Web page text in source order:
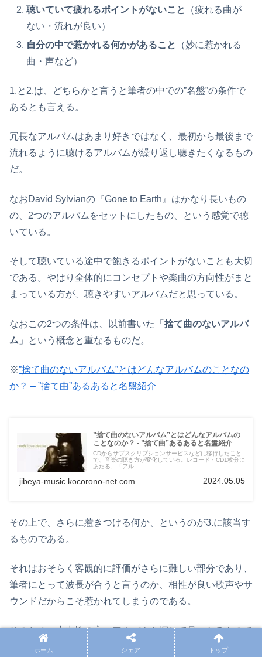
聴いていて疲れるポイントがないこと
（疲れる曲が
ない・流れが良い）
自分の中で惹かれる何かがあること
（妙に惹かれる
曲・声など）
1.と2.は、どちらかと言うと筆者の中での”名盤”の条件で
あるとも言える。
冗長なアルバムはあまり好きではなく、最初から最後まで
流れるように聴けるアルバムが繰り返し聴きたくなるもの
だ。
なおDavid Sylvianの『Gone to Earth』はかなり長いもの
の、2つのアルバムをセットにしたもの、という感覚で聴
いている。
そして聴いている途中で飽きるポイントがないことも大切
である。やはり全体的にコンセプトや楽曲の方向性がまと
まっている方が、聴きやすいアルバムだと思っている。
なおこの2つの条件は、以前書いた「 捨て曲のないアルバ
ム 」という概念と重なるものだ。
※”捨て曲のないアルバム”とはどんなアルバムのことなの
か？ – ”捨て曲”あるあると名盤紹介
”捨て曲のないアルバム”とはどんなアルバムの
ことなのか？ - ”捨て曲”あるあると名盤紹介
CDからサブスクリプションサービスなどに移行したこと
で、音楽の聴き方が変化している。レコード・CD1枚分に
あたる、「アル...
jibeya-music.kocorono-net.com 2024.05.05
その上で、さらに惹きつける何か、というのが3.に該当す
るものである。
それはおそらく客観的に評価がさらに難しい部分であり、
筆者にとって波長が合うと言うのか、相性が良い歌声やサ
ウンドだからこそ惹かれてしまうのである。
そのため、中毒性の高いアルバムを探して見つかるもので
はないと思っている。その作品を手に取って、5年、10年
ホーム シェア トップ